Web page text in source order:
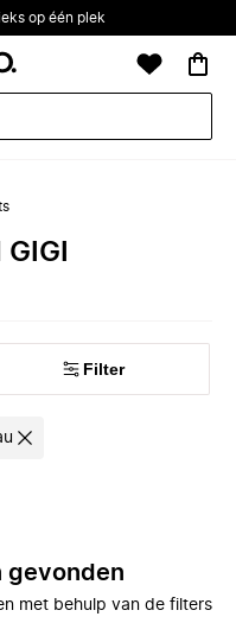
op één plek
Filter
gevonden
met behulp van de filters